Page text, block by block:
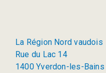
La Région Nord vaudois
Rue du Lac 14
1400 Yverdon-les-Bains